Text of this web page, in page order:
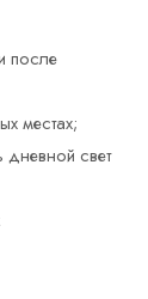
после
местах;
дневной свет